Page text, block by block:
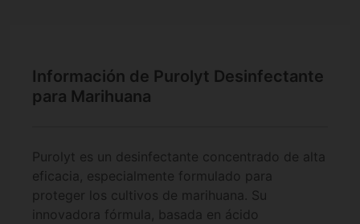
Información de Purolyt Desinfectante
para Marihuana
Purolyt es un desinfectante concentrado de alta
eficacia, especialmente formulado para
proteger los cultivos de marihuana. Su
innovadora fórmula, basada en ácido